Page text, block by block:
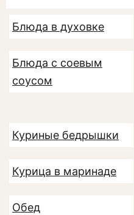
Блюда в духовке
Блюда с соевым
соусом
Куриные бедрышки
Курица в маринаде
Обед